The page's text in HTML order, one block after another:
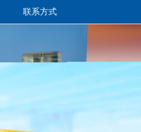
联系方式